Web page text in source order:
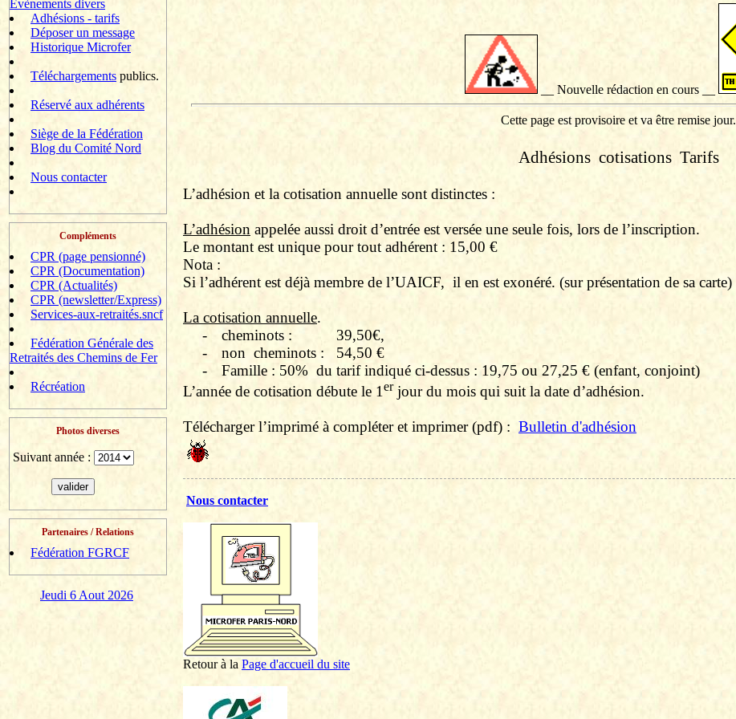
Evènements divers
Adhésions - tarifs
Déposer un message
Historique Microfer
Téléchargements publics.
Réservé aux adhérents
Siège de la Fédération
Blog du Comité Nord
Nous contacter
Compléments
CPR (page pensionné)
CPR (Documentation)
CPR (Actualités)
CPR (newsletter/Express)
Services-aux-retraités.sncf
Fédération Générale des
Retraités des Chemins de Fer
Récréation
Photos diverses
Suivant année :
Partenaires / Relations
Fédération FGRCF
Jeudi 6 Aout 2026
__ Nouvelle rédaction en cours __
Cette page est provisoire et va être remise jour.
Adhésions cotisations Tarifs
L’adhésion et la cotisation annuelle sont distinctes :
L’adhésion appelée aussi droit d’entrée est versée une seule fois, lors de l’inscription.
Le montant est unique pour tout adhérent : 15,00 €
Nota :
Si l’adhérent est déjà membre de l’UAICF, il en est exonéré. (surprésentation de sa carte)
La cotisation annuelle.
-
cheminots :
39,50€,
-
non cheminots :
54,50 €
-
Famille : 50% du tarif indiqué ci-dessus : 19,75 ou 27,25 € (enfant, conjoint)
L’année de cotisation débute le 1 erjour du mois qui suit la date d’adhésion.
Télécharger l’imprimé à compléter et imprimer (pdf) : Bulletin d'adhésion
Nous contacter
Retour à la Page d'accueil du site